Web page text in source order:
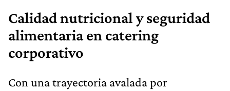
Calidad nutricional y seguridad
alimentaria en catering
corporativo
Con una trayectoria avalada por